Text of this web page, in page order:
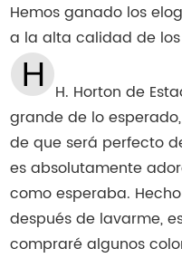
Hemos ganado los
a la alta calidad de
H. Horton de
grande de lo
de que será perfecto
es absolutamente
como esperaba.
después de lavarme,
compraré algunos